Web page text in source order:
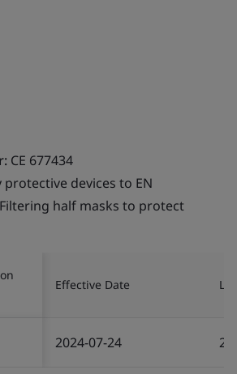
CE 677434
devices to EN
Filtering half masks to protect
Effective Date
2024-07-24